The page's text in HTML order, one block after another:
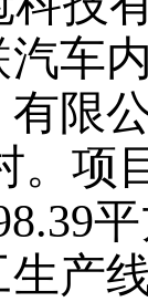
汽车
限
。项
生产